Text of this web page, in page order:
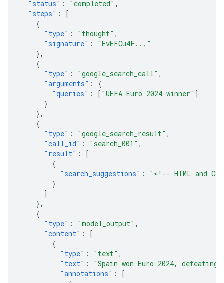
"status" : "completed" ,
"steps" :
[
{
"type" : "thought" ,
"signature" :
"EvEFCu4F..."
},
{
"type" : "google_search_call" ,
"arguments" :
{
"queries" : [ "UEFA Euro 2024 winner" ]
}
},
{
"type" : "google_search_result" ,
"call_id" : "search_001" ,
"result" :
[
{
"search_suggestions" :
"<!-- HTML and
}
]
},
{
"type" : "model_output" ,
"content" :
[
{
"type" : "text" ,
"text" :
"Spain won Euro 2024,
"annotations" :
[